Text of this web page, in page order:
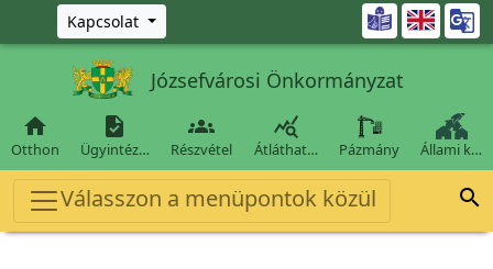
Ugrás a fő tartalomra
Kapcsolat 
Józsefvárosi Önkormányzat

Otthon

Ügyintéz…

Részvétel

Átláthat… Pázmány Állami k…
Válasszon a menüpontok közül 